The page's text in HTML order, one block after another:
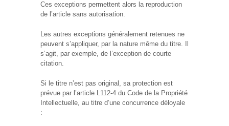
Ces exceptions permettent alors la reproduction
de l’article sans autorisation.
Les autres exceptions généralement retenues ne
peuvent s’appliquer, par la nature même du titre. Il
s’agit, par exemple, de l’exception de courte
citation.
Si le titre n’est pas original, sa protection est
prévue par l’article L112-4 du Code de la Propriété
Intellectuelle, au titre d’une concurrence déloyale
: